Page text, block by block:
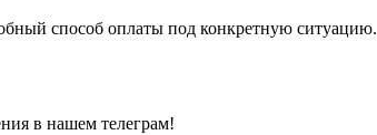
способ оплаты под конкретную ситуацию.
в нашем телеграм!